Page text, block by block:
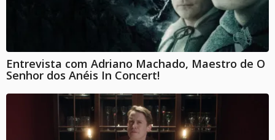
Entrevista com Adriano Machado, Maestro de O
Senhor dos Anéis In Concert!